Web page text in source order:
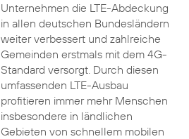
Unternehmen die LTE-Abdeckung
in allen deutschen Bundesländern
weiter verbessert und zahlreiche
Gemeinden erstmals mit dem 4G-
Standard versorgt. Durch diesen
umfassenden LTE-Ausbau
profitieren immer mehr Menschen
insbesondere in ländlichen
Gebieten von schnellem mobilen